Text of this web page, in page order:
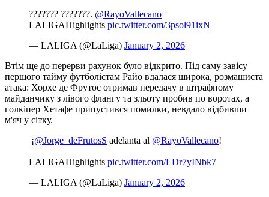
??????? ???????. ️ @RayoVallecano |
LALIGAHighlights pic.twitter.com/3psol91ixN
— LALIGA (@LaLiga) January 2, 2026
Втім ще до перерви рахунок було відкрито. Під саму завісу
першого тайму футболістам Райо вдалася широка, розмашиста
атака: Хорхе де Фрутос отримав передачу в штрафному
майданчику з лівого флангу та зльоту пробив по воротах, а
голкіпер Хетафе припустився помилки, невдало відбивши
м'яч у сітку.
️ ¡@Jorge_deFrutosS adelanta al @RayoVallecano!
LALIGAHighlights pic.twitter.com/LDr7yINbk7
— LALIGA (@LaLiga) January 2, 2026